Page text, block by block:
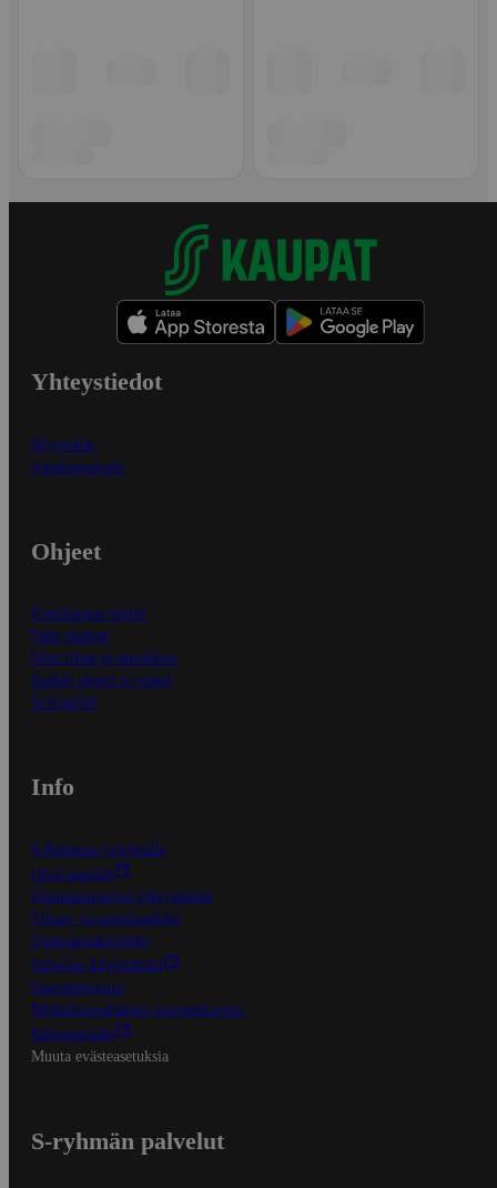
Yhteystiedot
Myymälät
Asiakaspalvelu
Ohjeet
Ensitilaajan ohjeet
Näin maksat
Näin tilaat ja muokkaat
Kaikki ohjeet ja vinkit
In English
Info
S-Business yrityksille
Oiva-raportit
Osuuskauppojen yhteystiedot
Tilaus- ja toimitusehdot
Tietosuojakäytäntö
Palvelun käyttöehdot
Saavutettavuus
Mobiilisovelluksen saavutettavuus
Mainostajalle
Muuta evästeasetuksia
S-ryhmän palvelut